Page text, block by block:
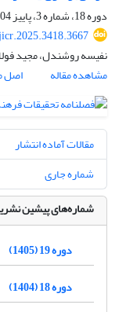
دوره 18، شماره 3، پاییز 1404، صفحه
نفیسه روشندل، مجید
مشاهده مقاله
اصل
مقالات آماده انتشار
شماره جاری
شماره‌های پیشین
دوره 19 (1405)
دوره 18 (1404)